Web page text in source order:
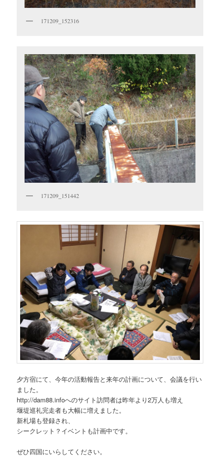
171209_152316
171209_151442
夕方宿にて、今年の活動報告と来年の計画について、会議を行い
ました。
http://dam88.infoへのサイト訪問者は昨年より2万人も増え
堰堤巡礼完走者も大幅に増えました。
新札場も登録され、
シークレット？イベントも計画中です。
ぜひ四国にいらしてください。